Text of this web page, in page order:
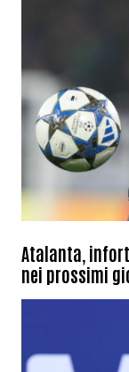
Atalanta,
nei prossimi